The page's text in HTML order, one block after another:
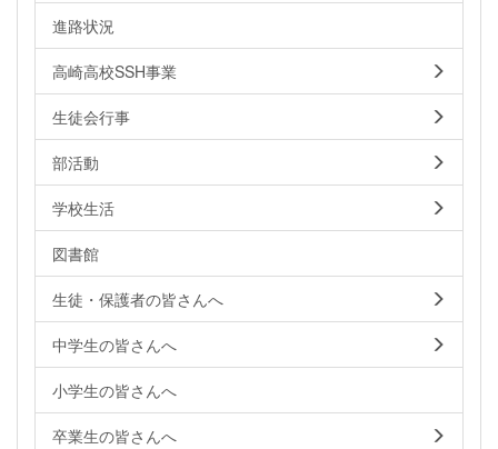
進路状況
高崎高校SSH事業
生徒会行事
部活動
学校生活
図書館
生徒・保護者の皆さんへ
中学生の皆さんへ
小学生の皆さんへ
卒業生の皆さんへ